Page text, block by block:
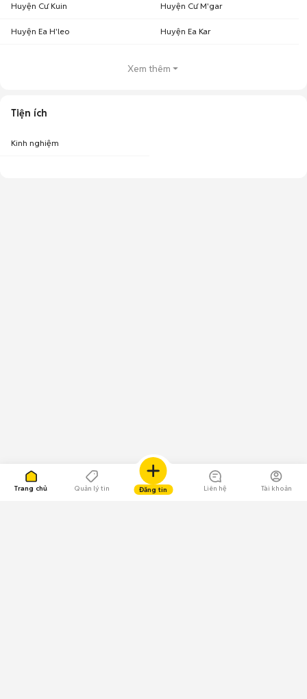
Trang chủ Quản lý tin Đăng tin Liên hệ Tài khoản
Huyện Cư Kuin Huyện Cư M'gar
Huyện Ea H'leo Huyện Ea Kar
Xem thêm
Tiện ích
Kinh nghiệm